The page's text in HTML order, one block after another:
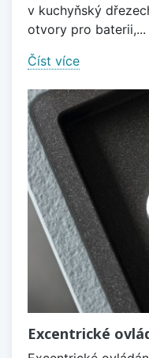
v kuchyňský
otvory pro baterii,...
Číst více
Excentrické